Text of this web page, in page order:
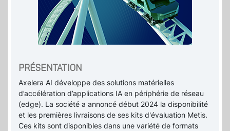
PRÉSENTATION
Axelera AI développe des solutions matérielles
d’accélération d’applications IA en périphérie de réseau
(edge). La société a annoncé début 2024 la disponibilité
et les premières livraisons de ses kits d'évaluation Metis.
Ces kits sont disponibles dans une variété de formats